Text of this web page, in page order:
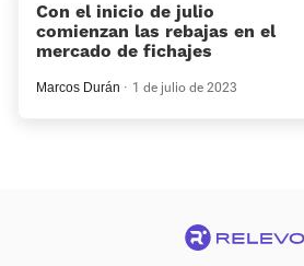
Con el inicio de julio
comienzan las rebajas en el
mercado de fichajes
Marcos Durán 1 de julio de 2023